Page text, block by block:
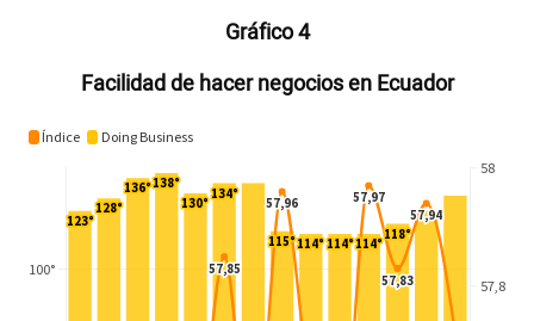
Gráfico 4
Facilidad de hacer negocios en Ecuador